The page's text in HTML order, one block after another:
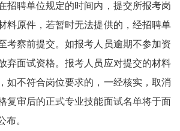
招聘单位规定的时间内，提交所报考岗
料原件，若暂时无法提供的，经招聘单
考察前提交。如报考人员逾期不参加资
弃面试资格。报考人员应对提交的材料
如不符合岗位要求的，一经核实，取消
复审后的正式专业技能面试名单将于面
布。